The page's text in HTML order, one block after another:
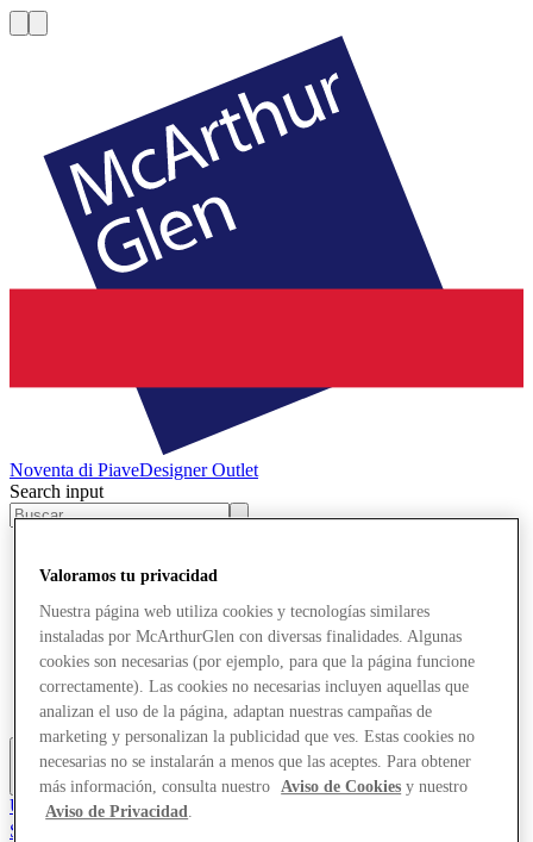
Noventa di PiaveDesigner Outlet
Search input
Ofertas
¿Qué pasa?
Comer y beber
Tarjetas regalo
Servicios
Guía de destinos
Más
Únete al Club
Salvado
Valoramos tu privacidad
Nuestra página web utiliza cookies y tecnologías similares
instaladas por McArthurGlen con diversas finalidades. Algunas
cookies son necesarias (por ejemplo, para que la página funcione
correctamente). Las cookies no necesarias incluyen aquellas que
analizan el uso de la página, adaptan nuestras campañas de
marketing y personalizan la publicidad que ves. Estas cookies no
necesarias no se instalarán a menos que las aceptes. Para obtener
más información, consulta nuestro
Aviso de Cookies y nuestro
Aviso de Privacidad